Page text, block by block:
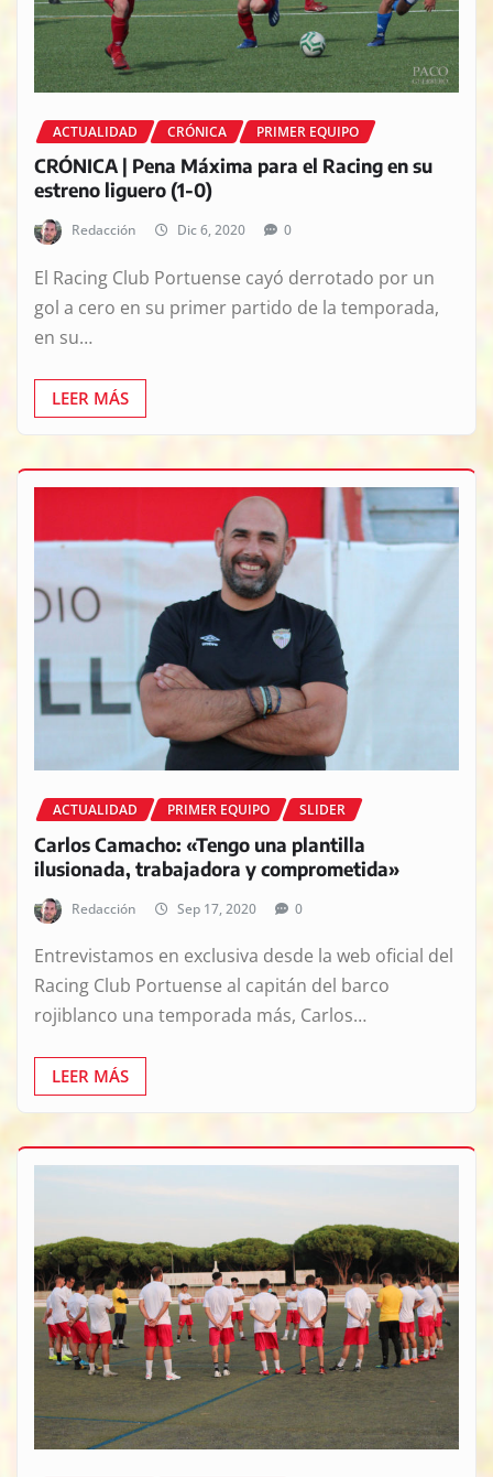
ACTUALIDAD CRÓNICA PRIMER EQUIPO
CRÓNICA | Pena Máxima para el Racing en su
estreno liguero (1-0)
Redacción Dic 6, 2020 0
El Racing Club Portuense cayó derrotado por un
gol a cero en su primer partido de la temporada,
en su…
LEER MÁS
ACTUALIDAD PRIMER EQUIPO SLIDER
Carlos Camacho: «Tengo una plantilla
ilusionada, trabajadora y comprometida»
Redacción Sep 17, 2020 0
Entrevistamos en exclusiva desde la web oficial del
Racing Club Portuense al capitán del barco
rojiblanco una temporada más, Carlos…
LEER MÁS